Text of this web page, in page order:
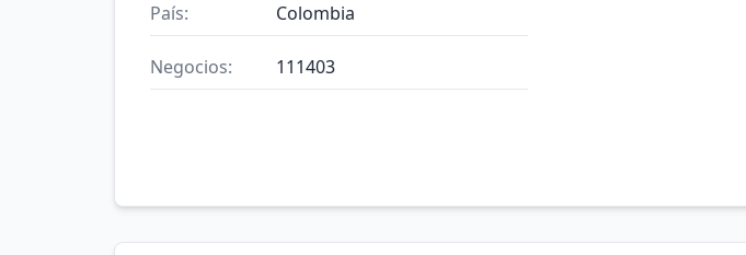
País: Colombia
Negocios: 111403